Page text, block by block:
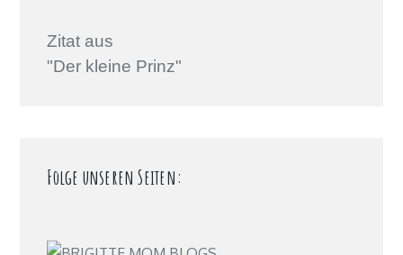
Zitat aus
"Der kleine Prinz"
Folge unseren Seiten: